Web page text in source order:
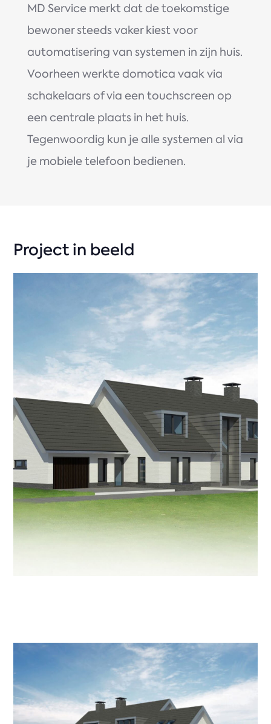
MD Service merkt dat de toekomstige
bewoner steeds vaker kiest voor
automatisering van systemen in zijn huis.
Voorheen werkte domotica vaak via
schakelaars of via een touchscreen op
een centrale plaats in het huis.
Tegenwoordig kun je alle systemen al via
je mobiele telefoon bedienen.
Project in beeld